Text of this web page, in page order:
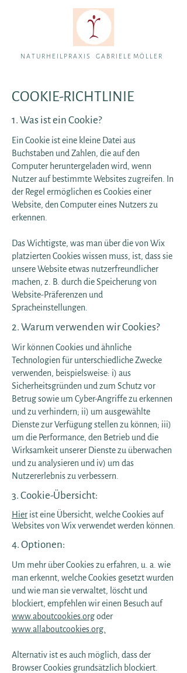
N A T U R H E I L P R A X I S G A B R I E L E M Ö L L E R
COOKIE-RICHTLINIE
1. Was ist ein Cookie?
Ein Cookie ist eine kleine Datei aus
Buchstaben und Zahlen, die auf den
Computer heruntergeladen wird, wenn
Nutzer auf bestimmte Websites zugreifen. In
der Regel ermöglichen es Cookies einer
Website, den Computer eines Nutzers zu
erkennen.
Das Wichtigste, was man über die von Wix
platzierten Cookies wissen muss, ist, dass sie
unsere Website etwas nutzerfreundlicher
machen, z. B. durch die Speicherung von
Website-Präferenzen und
Spracheinstellungen.
2. Warum verwenden wir Cookies?
Wir können Cookies und ähnliche
Technologien für unterschiedliche Zwecke
verwenden, beispielsweise: i) aus
Sicherheitsgründen und zum Schutz vor
Betrug sowie um Cyber-Angriffe zu erkennen
und zu verhindern; ii) um ausgewählte
Dienste zur Verfügung stellen zu können; iii)
um die Performance, den Betrieb und die
Wirksamkeit unserer Dienste zu überwachen
und zu analysieren und iv) um das
Nutzererlebnis zu verbessern.
3. Cookie-Übersicht:
Hier ist eine Übersicht, welche Cookies auf
Websites von Wix verwendet werden können.
4. Optionen:
Um mehr über Cookies zu erfahren, u. a. wie
man erkennt, welche Cookies gesetzt wurden
und wie man sie verwaltet, löscht und
blockiert, empfehlen wir einen Besuch auf
www.aboutcookies.orgoder
www.allaboutcookies.org.
Alternativ ist es auch möglich, dass der
Browser Cookies grundsätzlich blockiert.